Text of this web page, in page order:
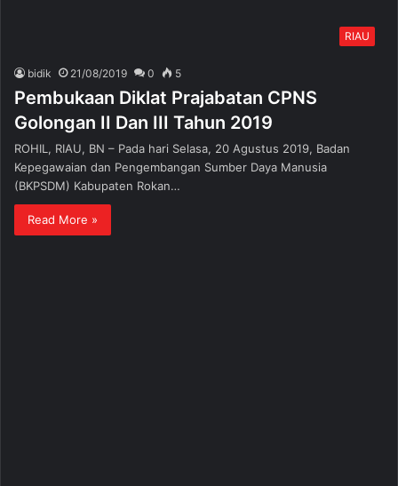
RIAU
bidik 21/08/2019 0 5
Pembukaan Diklat Prajabatan CPNS
Golongan II Dan III Tahun 2019
ROHIL, RIAU, BN – Pada hari Selasa, 20 Agustus 2019, Badan
Kepegawaian dan Pengembangan Sumber Daya Manusia
(BKPSDM) Kabupaten Rokan…
Read More »